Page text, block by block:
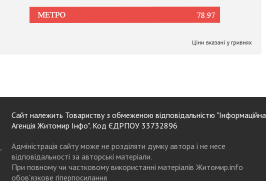
Сайт належить Товариству з обмеженою відповідальністю "Інформаційна
Агенція Житомир Інфо". Код ЄДРПОУ 33732896
Адміністрація сайту може не розділяти думку автора і не несе
відповідальності за авторські матеріали.
При повному чи частковому використанні матеріалів Житомир.info
обов’язкове гіперпосилання